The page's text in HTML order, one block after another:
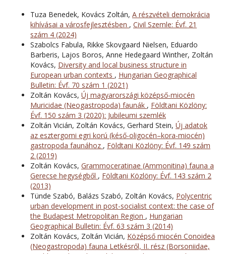
Tuza Benedek, Kovács Zoltán, A részvételi demokrácia
kihívásai a városfejlesztésben , Civil Szemle: Évf. 21
szám 4 (2024)
Szabolcs Fabula, Rikke Skovgaard Nielsen, Eduardo
Barberis, Lajos Boros, Anne Hedegaard Winther, Zoltán
Kovács, Diversity and local business structure in
European urban contexts , Hungarian Geographical
Bulletin: Évf. 70 szám 1 (2021)
Zoltán Kovács, Új magyarországi középső-miocén
Muricidae (Neogastropoda) faunák , Földtani Közlöny:
Évf. 150 szám 3 (2020): Jubileumi szemlék
Zoltán Vicián, Zoltán Kovács, Gerhard Stein, Új adatok
az esztergomi egri korú (késő-oligocén–kora-miocén)
gastropoda faunához , Földtani Közlöny: Évf. 149 szám
2 (2019)
Zoltán Kovács, Grammoceratinae (Ammonitina) fauna a
Gerecse hegységből , Földtani Közlöny: Évf. 143 szám 2
(2013)
Tünde Szabó, Balázs Szabó, Zoltán Kovács, Polycentric
urban development in post-socialist context: the case of
the Budapest Metropolitan Region , Hungarian
Geographical Bulletin: Évf. 63 szám 3 (2014)
Zoltán Kovács, Zoltán Vicián, Középső miocén Conoidea
(Neogastropoda) fauna Letkésről, II. rész (Borsoniidae,